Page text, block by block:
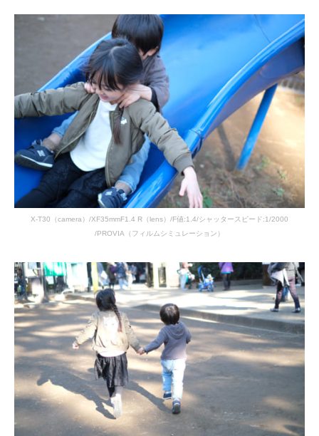
X-T30（camera）/XF35mmF1.4 R（lens）/F値:1.4/シャッタースピード:1/2000
/PROVIA（フィルムシミュレーション）